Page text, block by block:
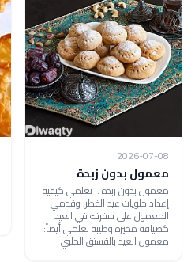
2026-07-08
معمول بدون زبدة
معمول بدون زبدة .. تعلمي كيفية
إعداد حلويات عيد الفطر، وقدمي
المعمول على سفرتك في العيد
كضيافة مميزة وطيبة تعلمي أيضاً:
معمول العيد بالفستق الحلبي